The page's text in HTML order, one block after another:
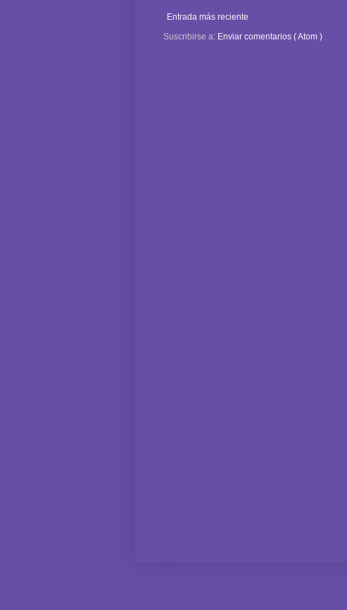
Entrada más reciente
Suscribirse a: Enviar comentarios ( Atom )